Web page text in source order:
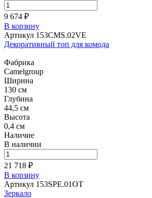
9 674 ₽
В корзину
Артикул 153CMS.02VE
Декоративный топ для комода
Фабрика
Camelgroup
Ширина
130 см
Глубина
44,5 см
Высота
0,4 см
Наличие
В наличии
21 718 ₽
В корзину
Артикул 153SPE.01OT
Зеркало